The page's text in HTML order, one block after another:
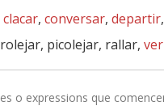
clacar, conversar, departir,
picolejar, rallar,
o expressions que